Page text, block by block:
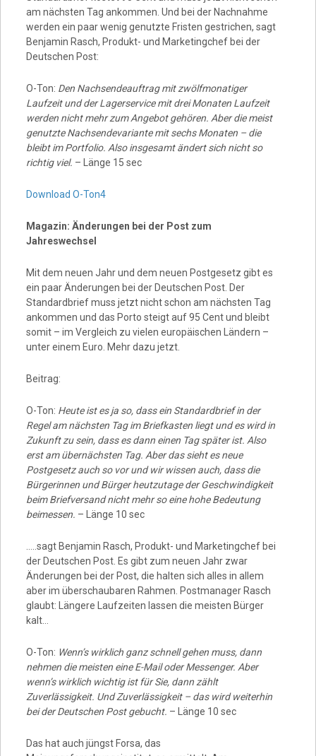
am nächsten Tag ankommen. Und bei der Nachnahme
werden ein paar wenig genutzte Fristen gestrichen, sagt
Benjamin Rasch, Produkt- und Marketingchef bei der
Deutschen Post:
O-Ton: Den Nachsendeauftrag mit zwölfmonatiger
Laufzeit und der Lagerservice mit drei Monaten Laufzeit
werden nicht mehr zum Angebot gehören. Aber die meist
genutzte Nachsendevariante mit sechs Monaten – die
bleibt im Portfolio. Also insgesamt ändert sich nicht so
richtig viel. – Länge 15 sec
Download O-Ton4
Magazin: Änderungen bei der Post zum
Jahreswechsel
Mit dem neuen Jahr und dem neuen Postgesetz gibt es
ein paar Änderungen bei der Deutschen Post. Der
Standardbrief muss jetzt nicht schon am nächsten Tag
ankommen und das Porto steigt auf 95 Cent und bleibt
somit – im Vergleich zu vielen europäischen Ländern –
unter einem Euro. Mehr dazu jetzt.
Beitrag:
O-Ton: Heute ist es ja so, dass ein Standardbrief in der
Regel am nächsten Tag im Briefkasten liegt und es wird in
Zukunft zu sein, dass es dann einen Tag später ist. Also
erst am übernächsten Tag. Aber das sieht es neue
Postgesetz auch so vor und wir wissen auch, dass die
Bürgerinnen und Bürger heutzutage der Geschwindigkeit
beim Briefversand nicht mehr so eine hohe Bedeutung
beimessen. – Länge 10 sec
…..sagt Benjamin Rasch, Produkt- und Marketingchef bei
der Deutschen Post. Es gibt zum neuen Jahr zwar
Änderungen bei der Post, die halten sich alles in allem
aber im überschaubaren Rahmen. Postmanager Rasch
glaubt: Längere Laufzeiten lassen die meisten Bürger
kalt…
O-Ton: Wenn’s wirklich ganz schnell gehen muss, dann
nehmen die meisten eine E-Mail oder Messenger. Aber
wenn’s wirklich wichtig ist für Sie, dann zählt
Zuverlässigkeit. Und Zuverlässigkeit – das wird weiterhin
bei der Deutschen Post gebucht. – Länge 10 sec
Das hat auch jüngst Forsa, das